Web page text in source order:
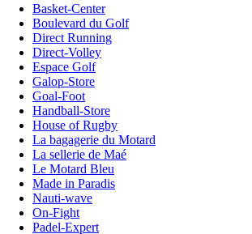
Basket-Center
Boulevard du Golf
Direct Running
Direct-Volley
Espace Golf
Galop-Store
Goal-Foot
Handball-Store
House of Rugby
La bagagerie du Motard
La sellerie de Maé
Le Motard Bleu
Made in Paradis
Nauti-wave
On-Fight
Padel-Expert